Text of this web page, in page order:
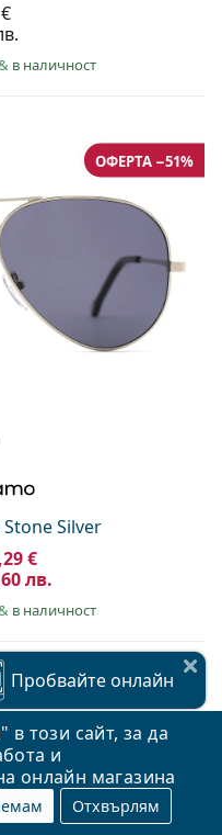
този сайт, за да
и
онлайн магазина
Отхвърлям
в наличност
Silver
ОФЕРТА −51%
€
лв.
в наличност
Пробвайтеонлайн